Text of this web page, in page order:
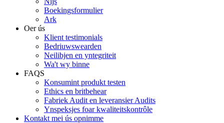
Boekingsformulier
Ark
Oer ús
Klient testimonials
Bedriuwswearden
Neilibjen en yntegriteit
Wa't wy binne
FAQS
Konsumint produkt testen
Ethics en britbehear
Fabriek Audit en leveransier Audits
Ynspeksjes foar kwaliteitskontrôle
Kontakt mei ús opnimme